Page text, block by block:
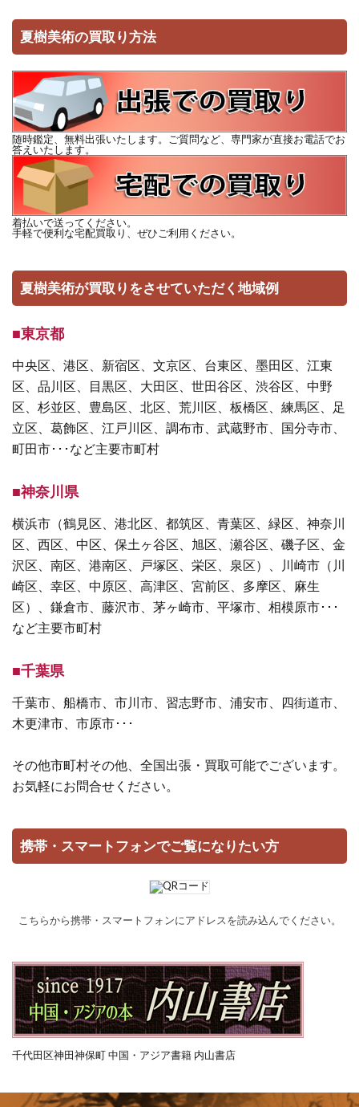
夏樹美術の買取り方法
随時鑑定、無料出張いたします。ご質問など、専門家が直接お電話でお
答えいたします。
着払いで送ってください。
手軽で便利な宅配買取り、ぜひご利用ください。
夏樹美術が買取りをさせていただく地域例
■東京都
中央区、港区、新宿区、文京区、台東区、墨田区、江東
区、品川区、目黒区、大田区、世田谷区、渋谷区、中野
区、杉並区、豊島区、北区、荒川区、板橋区、練馬区、足
立区、葛飾区、江戸川区、調布市、武蔵野市、国分寺市、
町田市･･･など主要市町村
■神奈川県
横浜市（鶴見区、港北区、都筑区、青葉区、緑区、神奈川
区、西区、中区、保土ヶ谷区、旭区、瀬谷区、磯子区、金
沢区、南区、港南区、戸塚区、栄区、泉区）、川崎市（川
崎区、幸区、中原区、高津区、宮前区、多摩区、麻生
区）、鎌倉市、藤沢市、茅ヶ崎市、平塚市、相模原市･･･
など主要市町村
■千葉県
千葉市、船橋市、市川市、習志野市、浦安市、四街道市、
木更津市、市原市･･･
その他市町村その他、全国出張・買取可能でございます。
お気軽にお問合せください。
携帯・スマートフォンでご覧になりたい方
こちらから携帯・スマートフォンにアドレスを読み込んでください。
千代田区神田神保町 中国・アジア書籍 内山書店